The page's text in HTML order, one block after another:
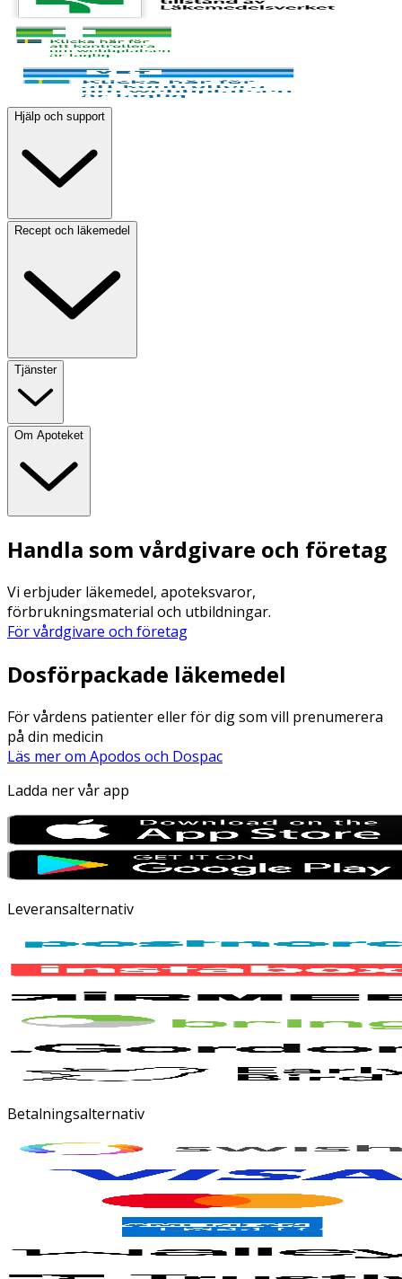
Hjälp och support
Recept och läkemedel
Tjänster
Om Apoteket
Handla som vårdgivare och företag
Vi erbjuder läkemedel, apoteksvaror,
förbrukningsmaterial och utbildningar.
För vårdgivare och företag
Dosförpackade läkemedel
För vårdens patienter eller för dig som vill prenumerera
på din medicin
Läs mer om Apodos och Dospac
Ladda ner vår app
Leveransalternativ
Betalningsalternativ